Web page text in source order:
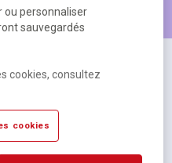
populaires
ou personnaliser
sauvegardés
cookies, consultez
cookies